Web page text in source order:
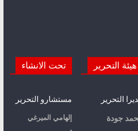
هيئة التحرير
التحرير
جودة
تحت الانشاء
مستشارو التحرير
إلهامي الميرغي